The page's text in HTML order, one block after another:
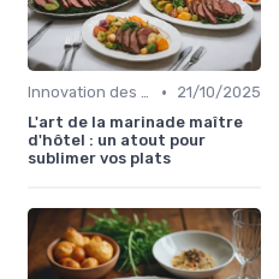
Innovation des recettes •
21/10/2025
L'art de la marinade maître
d'hôtel : un atout pour
sublimer vos plats